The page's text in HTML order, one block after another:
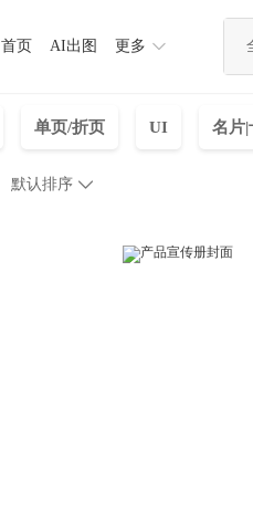
首页 AI出图 更多
单页/折页 UI 名片|
默认排序 